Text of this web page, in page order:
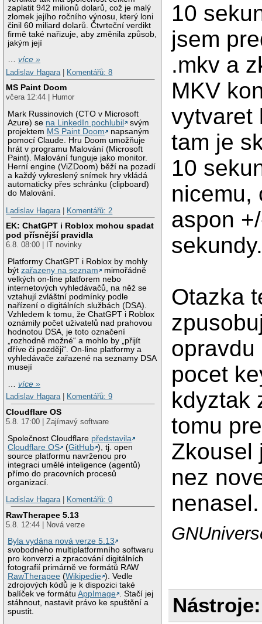
zaplatit 942 milionů dolarů, což je malý
zlomek jejího ročního výnosu, který loni
činil 60 miliard dolarů. Čtvrteční verdikt
firmě také nařizuje, aby změnila způsob,
jakým její
…více »
Ladislav Hagara
Komentářů: 8
MS Paint Doom
včera 12:44 | Humor
Mark Russinovich (CTO v Microsoft
Azure) se na LinkedIn pochlubil
svým
projektem MS Paint Doom
napsaným
pomocí Claude. Hru Doom umožňuje
hrát v programu Malování (Microsoft
Paint). Malování funguje jako monitor.
Herní engine (ViZDoom) běží na pozadí
a každý vykreslený snímek hry vkládá
automaticky přes schránku (clipboard)
do Malování.
Ladislav Hagara
Komentářů: 2
EK: ChatGPT i Roblox mohou spadat
pod přísnější pravidla
6.8. 08:00 | IT novinky
Platformy ChatGPT i Roblox by mohly
býtzařazeny na seznam
mimořádně
velkých on-line platforem nebo
internetových vyhledávačů, na něž se
vztahují zvláštní podmínky podle
nařízení o digitálních službách (DSA).
Vzhledem k tomu, že ChatGPT i Roblox
oznámily počet uživatelů nad prahovou
hodnotou DSA, je toto označení
„rozhodně možné“ a mohlo by „přijít
dříve či později“. On-line platformy a
vyhledávače zařazené na seznamy DSA
musejí
…více »
Ladislav Hagara| Komentářů: 9
Cloudflare OS
5.8. 17:00 | Zajímavý software
Společnost Cloudflare představila
Cloudflare OS
(GitHub ), tj. open
source platformu navrženou pro
integraci umělé inteligence (agentů)
přímo do pracovních procesů
organizací.
Ladislav Hagara| Komentářů: 0
RawTherapee 5.13
5.8. 12:44 | Nová verze
Byla vydána nová verze 5.13
svobodného multiplatformního softwaru
pro konverzi a zpracování digitálních
fotografií primárně ve formátů RAW
RawTherapee (Wikipedie ). Vedle
zdrojových kódů je k dispozici také
balíček ve formátuAppImage . Stačí jej
stáhnout, nastavit právo ke spuštění a
spustit.
10
jsem
.mkv a
MKV
vytvaret
tam je
10
nicemu,
aspon
Otazka
opravdu
pocet
kdyztak
tomu
Zkousel
nez
nenasel.
Nástroje: